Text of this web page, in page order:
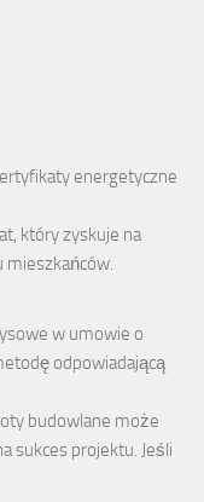
energetyczne
który zyskuje na
mieszkańców.
w umowie o
odpowiadającą
budowlane może
sukces projektu. Jeśli